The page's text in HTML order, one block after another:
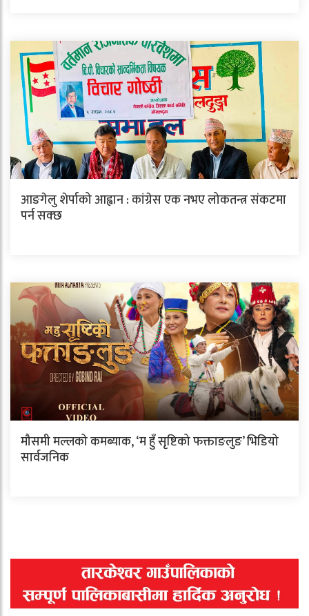
आङगेलु शेर्पाको आह्वान : कांग्रेस एक नभए लोकतन्त्र संकटमा
पर्न सक्छ
मौसमी मल्लको कमब्याक, ‘म हुँ सृष्टिको फक्ताङलुङ’ भिडियो
सार्वजनिक